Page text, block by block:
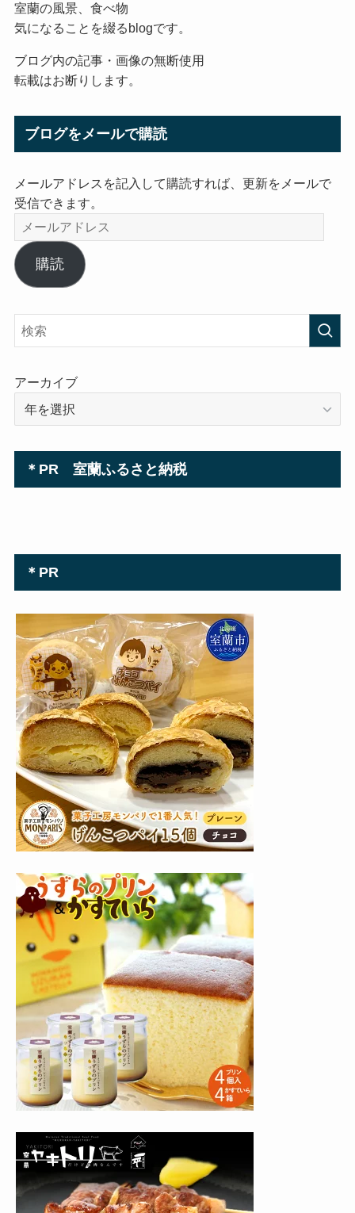
室蘭の風景、食べ物
気になることを綴るblogです。
ブログ内の記事・画像の無断使用
転載はお断りします。
ブログをメールで購読
メールアドレスを記入して購読すれば、更新をメールで
受信できます。
メ
ー
ル
ア
ス
購読
アーカイブ
＊PR 室蘭ふるさと納税
＊PR